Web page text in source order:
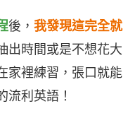
後， 我發現這完全就
出時間或是不想花大
家裡練習，張口就能
流利英語！